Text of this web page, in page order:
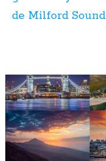
de Milford Sound